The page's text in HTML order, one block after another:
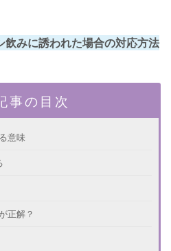
飲みに誘われた場合の対応方法
事の目次
意味
正解？